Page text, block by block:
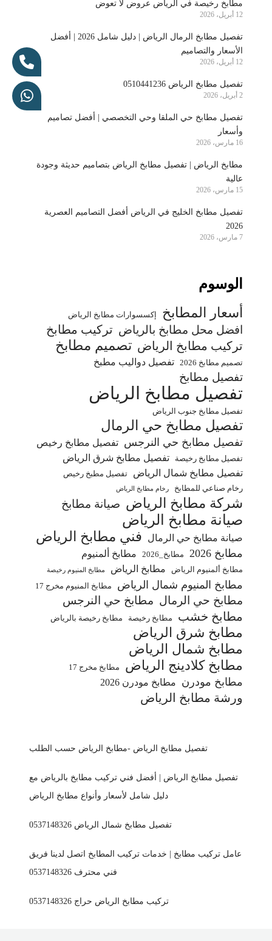
مطابخ رخيصة في الرياض عروض لا تعوض
12 أبريل، 2026
تفصيل مطابخ الرمال الرياض | دليل شامل 2026 | أفضل
الأسعار والتصاميم
12 أبريل، 2026
تفصيل مطابخ الرياض 0510441236
2 أبريل، 2026
تفصيل مطابخ حي الملقا وحي التخصصي | أفضل تصاميم
وأسعار
16 مارس، 2026
مطابخ الرياض | تفصيل مطابخ الرياض بتصاميم حديثة وجودة
عالية
15 مارس، 2026
تفصيل مطابخ الخليج في الرياض أفضل التصاميم العصرية
2026
7 مارس، 2026
الوسوم
أسعار المطابخ إكسسوارات مطابخ الرياض
افضل محل مطابخ بالرياض تركيب مطابخ
تركيب مطابخ الرياض تصميم مطابخ
تصميم مطابخ 2026 تفصيل دواليب مطبخ
تفصيل مطابخ
تفصيل مطابخ الرياض
تفصيل مطابخ جنوب الرياض
تفصيل مطابخ حي الرمال
تفصيل مطابخ حي النرجس تفصيل مطابخ رخيص
تفصيل مطابخ رخيصة
تفصيل مطابخ شرق الرياض
تفصيل مطابخ شمال الرياض
تفصيل مطبخ رخيص
رخام صناعي للمطابخ
رخام مطابخ الرياض
شركة مطابخ الرياض صيانة مطابخ
صيانة مطابخ الرياض
صيانة مطابخ حي الرمال فني مطابخ الرياض
مطابخ 2026 مطابخ_2026 مطابخ ألمنيوم
مطابخ ألمنيوم الرياض مطابخ الرياض مطابخ المنيوم رخيصة
مطابخ المنيوم شمال الرياض مطابخ المنيوم مخرج 17
مطابخ حي الرمال مطابخ حي النرجس
مطابخ خشب مطابخ رخيصة مطابخ رخيصة بالرياض
مطابخ شرق الرياض
مطابخ شمال الرياض
مطابخ كلادينج الرياض
مطابخ مخرج 17
مطابخ مودرن مطابخ مودرن 2026
ورشة مطابخ الرياض
تفصيل مطابخ الرياض -مطابخ الرياض حسب الطلب
تفصيل مطابخ الرياض | أفضل فني تركيب مطابخ بالرياض مع
دليل شامل لأسعار وأنواع مطابخ الرياض
تفصيل مطابخ شمال الرياض 0537148326
عامل تركيب مطابخ | خدمات تركيب المطابخ اتصل لدينا فريق
فني محترف 0537148326
تركيب مطابخ الرياض حراج 0537148326